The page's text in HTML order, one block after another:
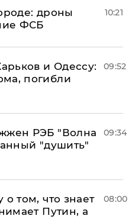
дроны
ФСБ
10:21
и Одессу:
погибли
09:52
РЭБ "Волна
"душить"
09:34
том, что знает
Путин, а
08:00